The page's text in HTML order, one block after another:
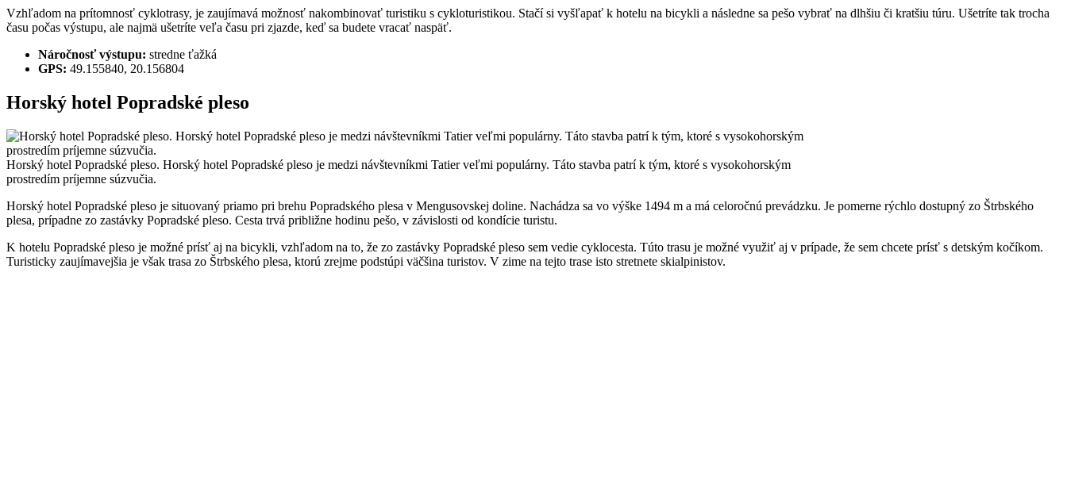
Vzhľadom na prítomnosť cyklotrasy, je zaujímavá možnosť nakombinovať turistiku s cykloturistikou. Stačí si vyšľapať k hotelu na bicykli a následne sa pešo vybrať na dlhšiu či kratšiu túru. Ušetríte tak trocha
času počas výstupu, ale najmä ušetríte veľa času pri zjazde, keď sa budete vracať naspäť.
Náročnosť výstupu: stredne ťažká
GPS: 49.155840, 20.156804
Horský hotel Popradské pleso
Horský hotel Popradské pleso. Horský hotel Popradské pleso je medzi návštevníkmi Tatier veľmi populárny. Táto stavba patrí k tým, ktoré s vysokohorským
prostredím príjemne súzvučia.
Horský hotel Popradské pleso je situovaný priamo pri brehu Popradského plesa v Mengusovskej doline. Nachádza sa vo výške 1494 m a má celoročnú prevádzku. Je pomerne rýchlo dostupný zo Štrbského
plesa, prípadne zo zastávky Popradské pleso. Cesta trvá približne hodinu pešo, v závislosti od kondície turistu.
K hotelu Popradské pleso je možné prísť aj na bicykli, vzhľadom na to, že zo zastávky Popradské pleso sem vedie cyklocesta. Túto trasu je možné využiť aj v prípade, že sem chcete prísť s detským kočíkom.
Turisticky zaujímavejšia je však trasa zo Štrbského plesa, ktorú zrejme podstúpi väčšina turistov. V zime na tejto trase isto stretnete skialpinistov.